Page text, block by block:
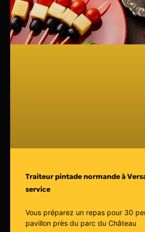
Traiteur pintade normande à
service
Vous préparez un repas pour 30
pavillon près du parc du Château